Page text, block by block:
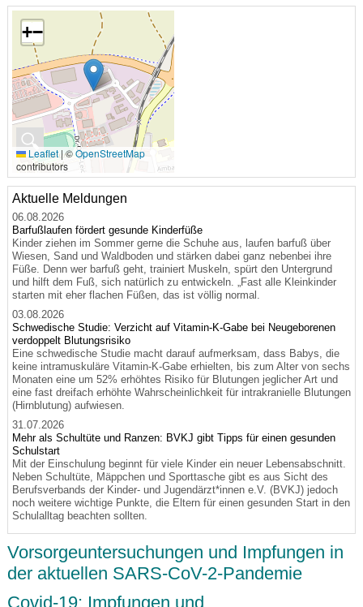
🔍
+−
Leaflet |©OpenStreetMap
contributors
Aktuelle Meldungen
06.08.2026
Barfußlaufen fördert gesunde Kinderfüße
Kinder ziehen im Sommer gerne die Schuhe aus, laufen barfuß über
Wiesen, Sand und Waldboden und stärken dabei ganz nebenbei ihre
Füße. Denn wer barfuß geht, trainiert Muskeln, spürt den Untergrund
und hilft dem Fuß, sich natürlich zu entwickeln. „Fast alle Kleinkinder
starten mit eher flachen Füßen, das ist völlig normal.
03.08.2026
Schwedische Studie: Verzicht auf Vitamin-K-Gabe bei Neugeborenen
verdoppelt Blutungsrisiko
Eine schwedische Studie macht darauf aufmerksam, dass Babys, die
keine intramuskuläre Vitamin-K-Gabe erhielten, bis zum Alter von sechs
Monaten eine um 52% erhöhtes Risiko für Blutungen jeglicher Art und
eine fast dreifach erhöhte Wahrscheinlichkeit für intrakranielle Blutungen
(Hirnblutung) aufwiesen.
31.07.2026
Mehr als Schultüte und Ranzen: BVKJ gibt Tipps für einen gesunden
Schulstart
Mit der Einschulung beginnt für viele Kinder ein neuer Lebensabschnitt.
Neben Schultüte, Mäppchen und Sporttasche gibt es aus Sicht des
Berufsverbands der Kinder- und Jugendärzt*innen e.V. (BVKJ) jedoch
noch weitere wichtige Punkte, die Eltern für einen gesunden Start in den
Schulalltag beachten sollten.
Vorsorgeuntersuchungen und Impfungen in
der aktuellen SARS-CoV-2-Pandemie
Covid-19: Impfungen und